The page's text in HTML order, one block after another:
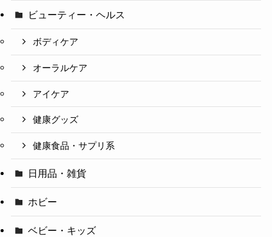
ビューティー・ヘルス
ボディケア
オーラルケア
アイケア
健康グッズ
健康食品・サプリ系
日用品・雑貨
ホビー
ベビー・キッズ